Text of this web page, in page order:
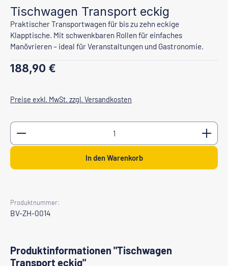
Tischwagen Transport eckig
Praktischer Transportwagen für bis zu zehn eckige
Klapptische. Mit schwenkbaren Rollen für einfaches
Manövrieren – ideal für Veranstaltungen und Gastronomie.
Regulärer Preis:
188,90 €
Preise exkl. MwSt. zzgl. Versandkosten
Produkt Anzahl: Gib den gewünschten Wert ein
In den Warenkorb
Produktnummer:
BV-ZH-0014
Produktinformationen "Tischwagen
Transport eckig"